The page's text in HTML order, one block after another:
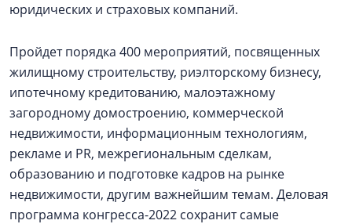
юридических и страховых компаний.
Пройдет порядка 400 мероприятий, посвященных
жилищному строительству, риэлторскому бизнесу,
ипотечному кредитованию, малоэтажному
загородному домостроению, коммерческой
недвижимости, информационным технологиям,
рекламе и PR, межрегиональным сделкам,
образованию и подготовке кадров на рынке
недвижимости, другим важнейшим темам. Деловая
программа конгресса-2022 сохранит самые